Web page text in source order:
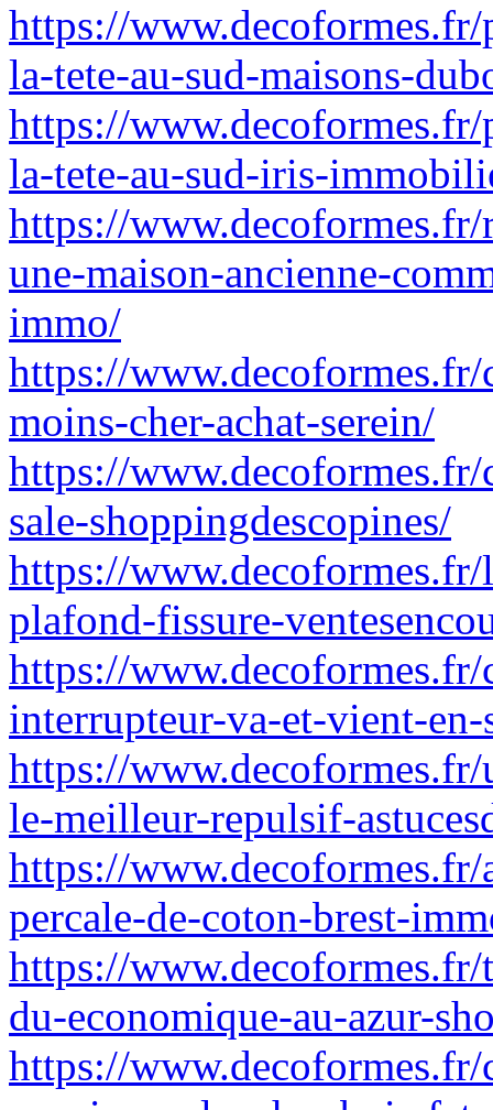
https://
la-tete-au-sud-maisons-
https://
la-tete-au-sud-iris-
https://
une-maison-ancienne-
immo/
https://
moins-cher-achat-serein/
https://
sale-shoppingdescopines/
https://
plafond-fissure-
https://
interrupteur-va-et-vient-
https://
le-meilleur-repulsif-
https://
percale-de-coton-brest-
https://
du-economique-au-azur-
https://